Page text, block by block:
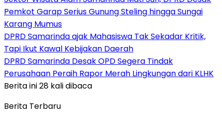
Pemkot Garap Serius Gunung Steling hingga Sungai
Karang Mumus
DPRD Samarinda ajak Mahasiswa Tak Sekadar Kritik,
Tapi Ikut Kawal Kebijakan Daerah
DPRD Samarinda Desak OPD Segera Tindak
Perusahaan Peraih Rapor Merah Lingkungan dari KLHK
Berita ini 28 kali dibaca
Berita Terbaru